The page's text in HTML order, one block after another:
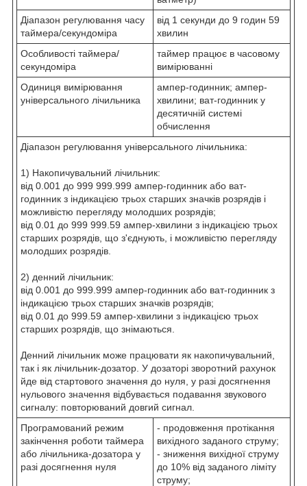
Діапазон регулювання часу
таймера/секундоміра
від 1 секунди до 9 годин 59
хвилин
Особливості таймера/
секундоміра
таймер працює в часовому
вимірюванні
Одиниця вимірювання
універсального лічильника
ампер-годинник; ампер-
хвилини; ват-годинник у
десятичній системі
обчислення
Діапазон регулювання універсального лічильника:
1) Накопичувальний лічильник:
від 0.001 до 999 999.999 ампер-годинник або ват-
годинник з індикацією трьох старших значків розрядів і
можливістю перегляду молодших розрядів;
від 0.01 до 999 999.59 ампер-хвилини з індикацією трьох
старших розрядів, що з'єднують, і можливістю перегляду
молодших розрядів.
2) денний лічильник:
від 0.001 до 999.999 ампер-годинник або ват-годинник з
індикацією трьох старших значків розрядів;
від 0.01 до 999.59 ампер-хвилини з індикацією трьох
старших розрядів, що знімаються.
Денний лічильник може працювати як накопичувальний,
так і як лічильник-дозатор. У дозаторі зворотний рахунок
йде від стартового значення до нуля, у разі досягнення
нульового значення відбувається подавання звукового
сигналу: повторюваний довгий сигнал.
Програмований режим
закінчення роботи таймера
або лічильника-дозатора у
разі досягнення нуля
- продовження протікання
вихідного заданого струму;
- зниження вихідної струму
до 10% від заданого ліміту
струму;